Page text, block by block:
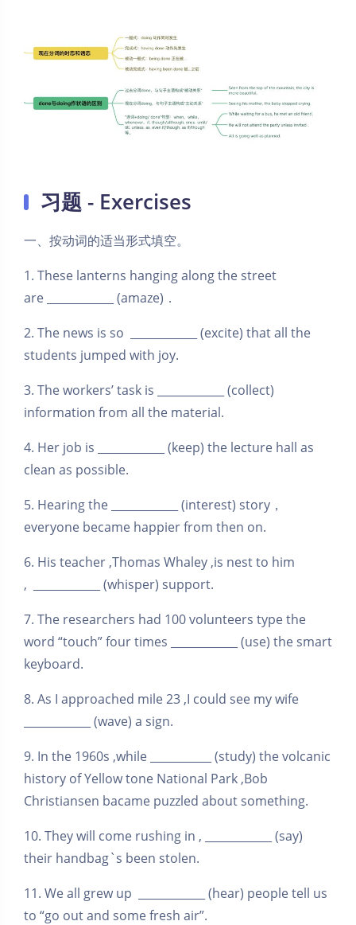
习题 - Exercises
一、按动词的适当形式填空。
1. These lanterns hanging along the street
are ____________ (amaze)．
2. The news is so ____________ (excite) that all the
students jumped with joy.
3. The workers’ task is ____________ (collect)
information from all the material.
4. Her job is ____________ (keep) the lecture hall as
clean as possible.
5. Hearing the ____________ (interest) story，
everyone became happier from then on.
6. His teacher ,Thomas Whaley ,is nest to him
, ____________ (whisper) support.
7. The researchers had 100 volunteers type the
word “touch” four times ____________ (use) the smart
keyboard.
8. As I approached mile 23 ,I could see my wife
____________ (wave) a sign.
9. In the 1960s ,while ___________ (study) the volcanic
history of Yellow tone National Park ,Bob
Christiansen bacame puzzled about something.
10. They will come rushing in , ____________ (say)
their handbag`s been stolen.
11. We all grew up ____________ (hear) people tell us
to “go out and some fresh air”.